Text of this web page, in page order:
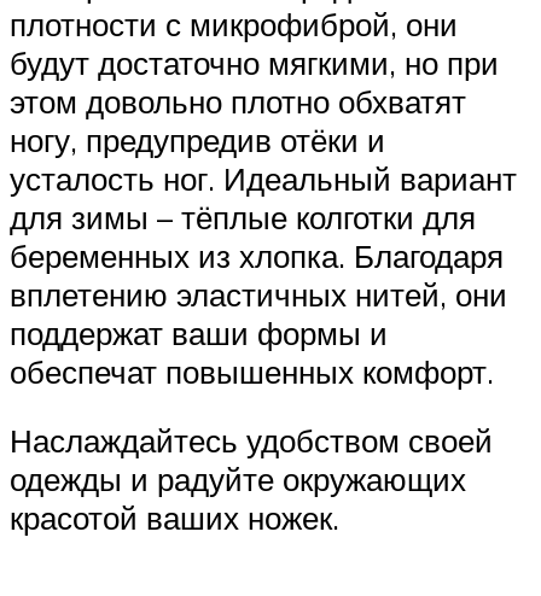
плотности с микрофиброй, они
будут достаточно мягкими, но при
этом довольно плотно обхватят
ногу, предупредив отёки и
усталость ног. Идеальный вариант
для зимы – тёплые колготки для
беременных из хлопка. Благодаря
вплетению эластичных нитей, они
поддержат ваши формы и
обеспечат повышенных комфорт.
Наслаждайтесь удобством своей
одежды и радуйте окружающих
красотой ваших ножек.